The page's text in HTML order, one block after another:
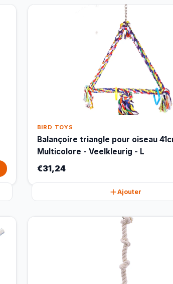
BIRD TOYS
Balançoire triangle pour oiseau
Multicolore - Veelkleurig - L
€31,24
Ajouter